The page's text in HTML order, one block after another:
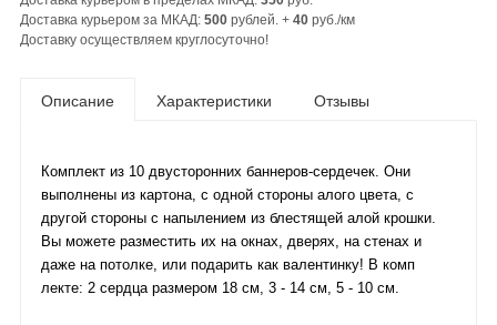
Доставка курьером за МКАД: 500 рублей. + 40 руб./км
Доставку осуществляем круглосуточно!
Описание Характеристики Отзывы
Комплект из 10 двусторонних баннеров-сердечек. Они
выполнены из картона, с одной стороны алого цвета, с
другой стороны с напылением из блестящей алой крошки.
Вы можете разместить их на окнах, дверях, на стенах и
даже на потолке, или подарить как валентинку! В комп
лекте: 2 сердца размером 18 см, 3 - 14 см, 5 - 10 см.